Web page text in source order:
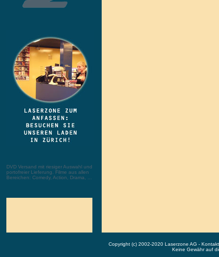
DVD Versand mit riesiger Auswahl und
portofreier Lieferung. Filme aus allen
Bereichen: Comedy, Action, Drama, ...
Copyright (c) 2002-2020 Laserzone AG -
Keine Gewähr auf